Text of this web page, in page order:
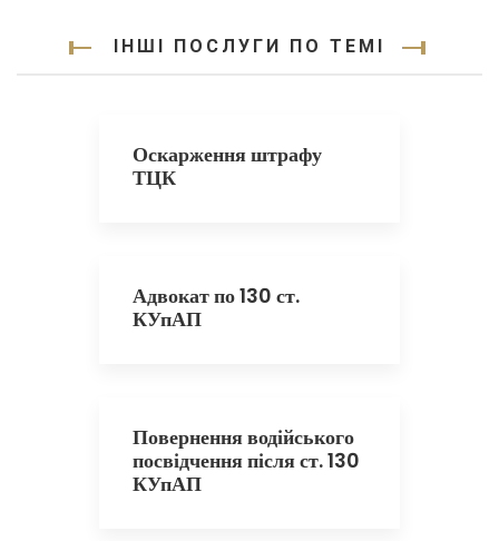
ІНШІ ПОСЛУГИ ПО ТЕМІ
Оскарження штрафу
ТЦК
Адвокат по 130 ст.
КУпАП
Повернення водійського
посвідчення після ст. 130
КУпАП